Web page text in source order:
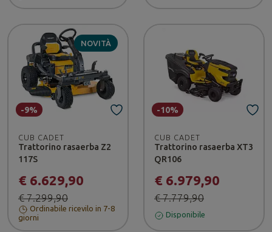
NOVITÀ
CUB CADET
Trattorino rasaerba Z2
117S
€ 6.629,90
€ 7.299,90
-9%
Ordinabile ricevilo in 7-8
giorni
CUB CADET
Trattorino rasaerba XT3
QR106
€ 6.979,90
€ 7.779,90
-10%
Disponibile